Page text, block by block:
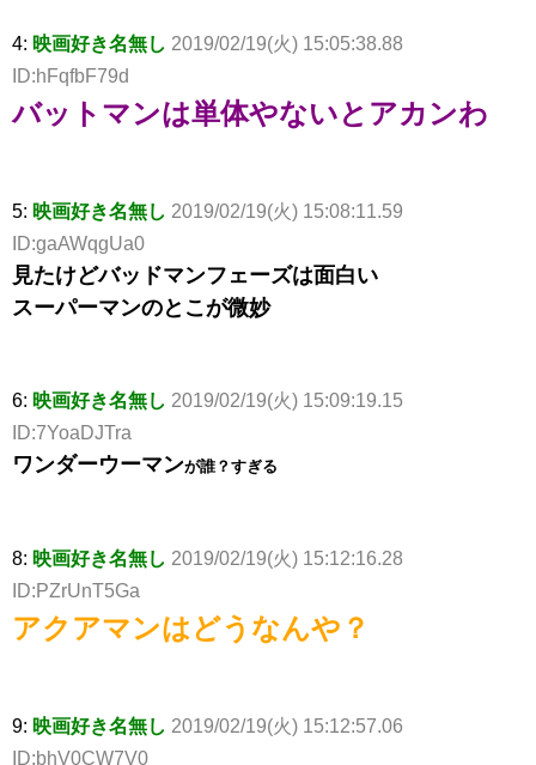
4: 映画好き名無し 2019/02/19(火) 15:05:38.88
ID:hFqfbF79d
バットマンは単体やないとアカンわ
5: 映画好き名無し 2019/02/19(火) 15:08:11.59
ID:gaAWqgUa0
見たけどバッドマンフェーズは面白い
スーパーマンのとこが微妙
6: 映画好き名無し 2019/02/19(火) 15:09:19.15
ID:7YoaDJTra
ワンダーウーマンが誰？すぎる
8: 映画好き名無し 2019/02/19(火) 15:12:16.28
ID:PZrUnT5Ga
アクアマンはどうなんや？
9: 映画好き名無し 2019/02/19(火) 15:12:57.06
ID:bhV0CW7V0